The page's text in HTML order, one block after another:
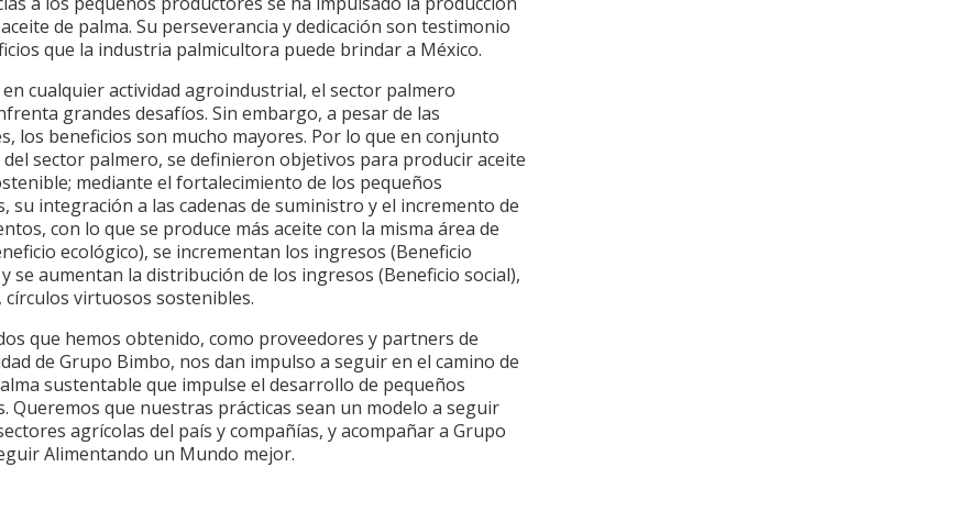
de palma. Su perseverancia y dedicación son testimonio
que la industria palmicultora puede brindar a México.
cualquier actividad agroindustrial, el sector palmero
grandes desafíos. Sin embargo, a pesar de las
los beneficios son mucho mayores. Por lo que en conjunto
sector palmero, se definieron objetivos para producir aceite
mediante el fortalecimiento de los pequeños
su integración a las cadenas de suministro y el incremento de
con lo que se produce más aceite con la misma área de
ecológico), se incrementan los ingresos (Beneficio
se aumentan la distribución de los ingresos (Beneficio social),
círculos virtuosos sostenibles.
que hemos obtenido, como proveedores y partners de
de Grupo Bimbo, nos dan impulso a seguir en el camino de
sustentable que impulse el desarrollo de pequeños
Queremos que nuestras prácticas sean un modelo a seguir
agrícolas del país y compañías, y acompañar a Grupo
Alimentando un Mundo mejor.